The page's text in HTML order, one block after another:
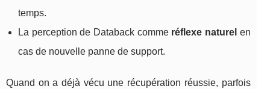
temps.
La perception de Databack comme réflexe naturel en
cas de nouvelle panne de support.
Quand on a déjà vécu une récupération réussie, parfois